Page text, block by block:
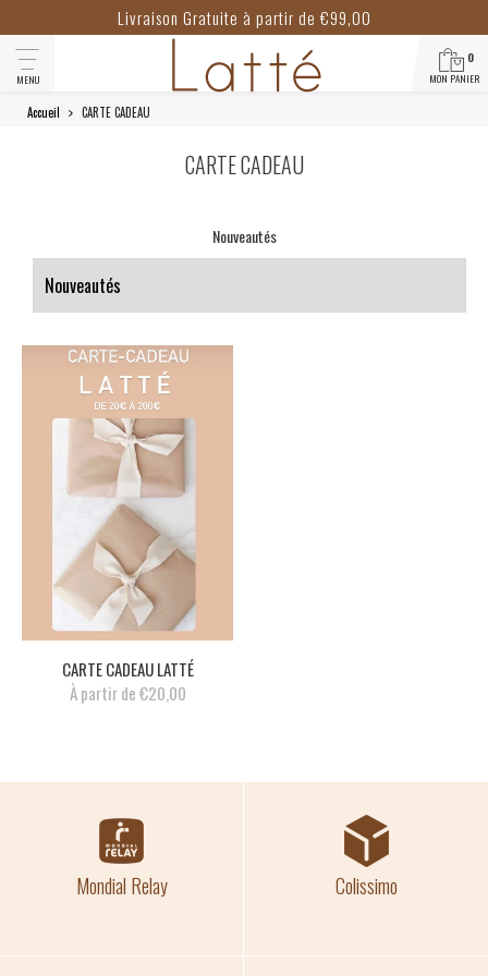
Livraison Gratuite à partir de €99,00
0
MON PANIER
MENU
Accueil CARTE CADEAU
CARTE CADEAU
Nouveautés
CARTE CADEAU LATTÉ
À partir de €20,00
Mondial Relay Colissimo